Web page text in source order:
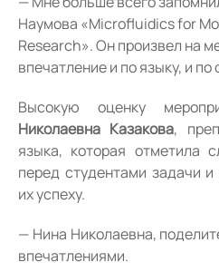
Наумова «Microfluidics for
Research». Он произвел на
впечатление и по языку, и
Высокую оценку
Николаевна Казакова,
языка, которая отметила
перед студентами задачи
их успеху.
— Нина Николаевна,
впечатлениями.